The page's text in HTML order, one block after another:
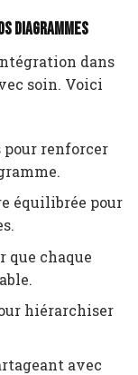
diagrammes
dans
soin. Voici
pour renforcer
équilibrée pour
que chaque
hiérarchiser
avec